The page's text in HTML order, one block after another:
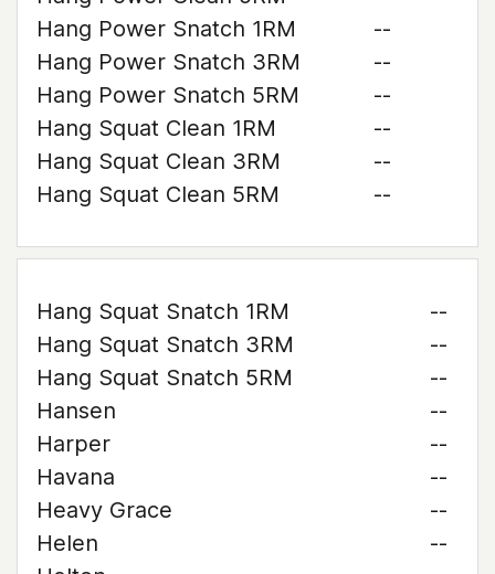
Hang Power Snatch 1RM
--
Hang Power Snatch 3RM
--
Hang Power Snatch 5RM
--
Hang Squat Clean 1RM
--
Hang Squat Clean 3RM
--
Hang Squat Clean 5RM
--
Hang Squat Snatch 1RM
--
Hang Squat Snatch 3RM
--
Hang Squat Snatch 5RM
--
Hansen
--
Harper
--
Havana
--
Heavy Grace
--
Helen
--